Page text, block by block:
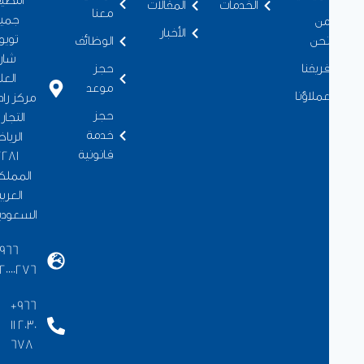
الخدمات
المقالات
الأخبار
الوظائف
موعد
خدمة
قانونية
مركز رادن
المملكة
السعودية
+966
920000276
11 2030